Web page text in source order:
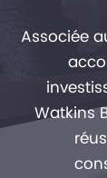
Associée
Watkins